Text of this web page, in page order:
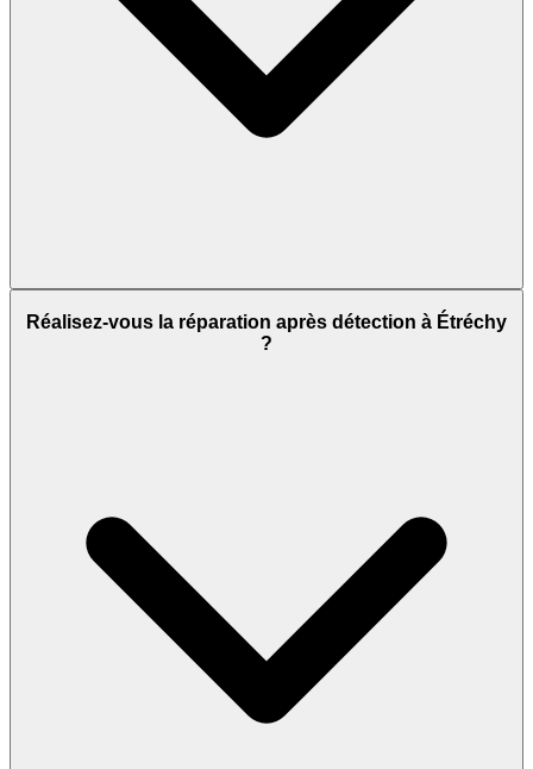
Réalisez-vous la réparation après détection à Étréchy
?